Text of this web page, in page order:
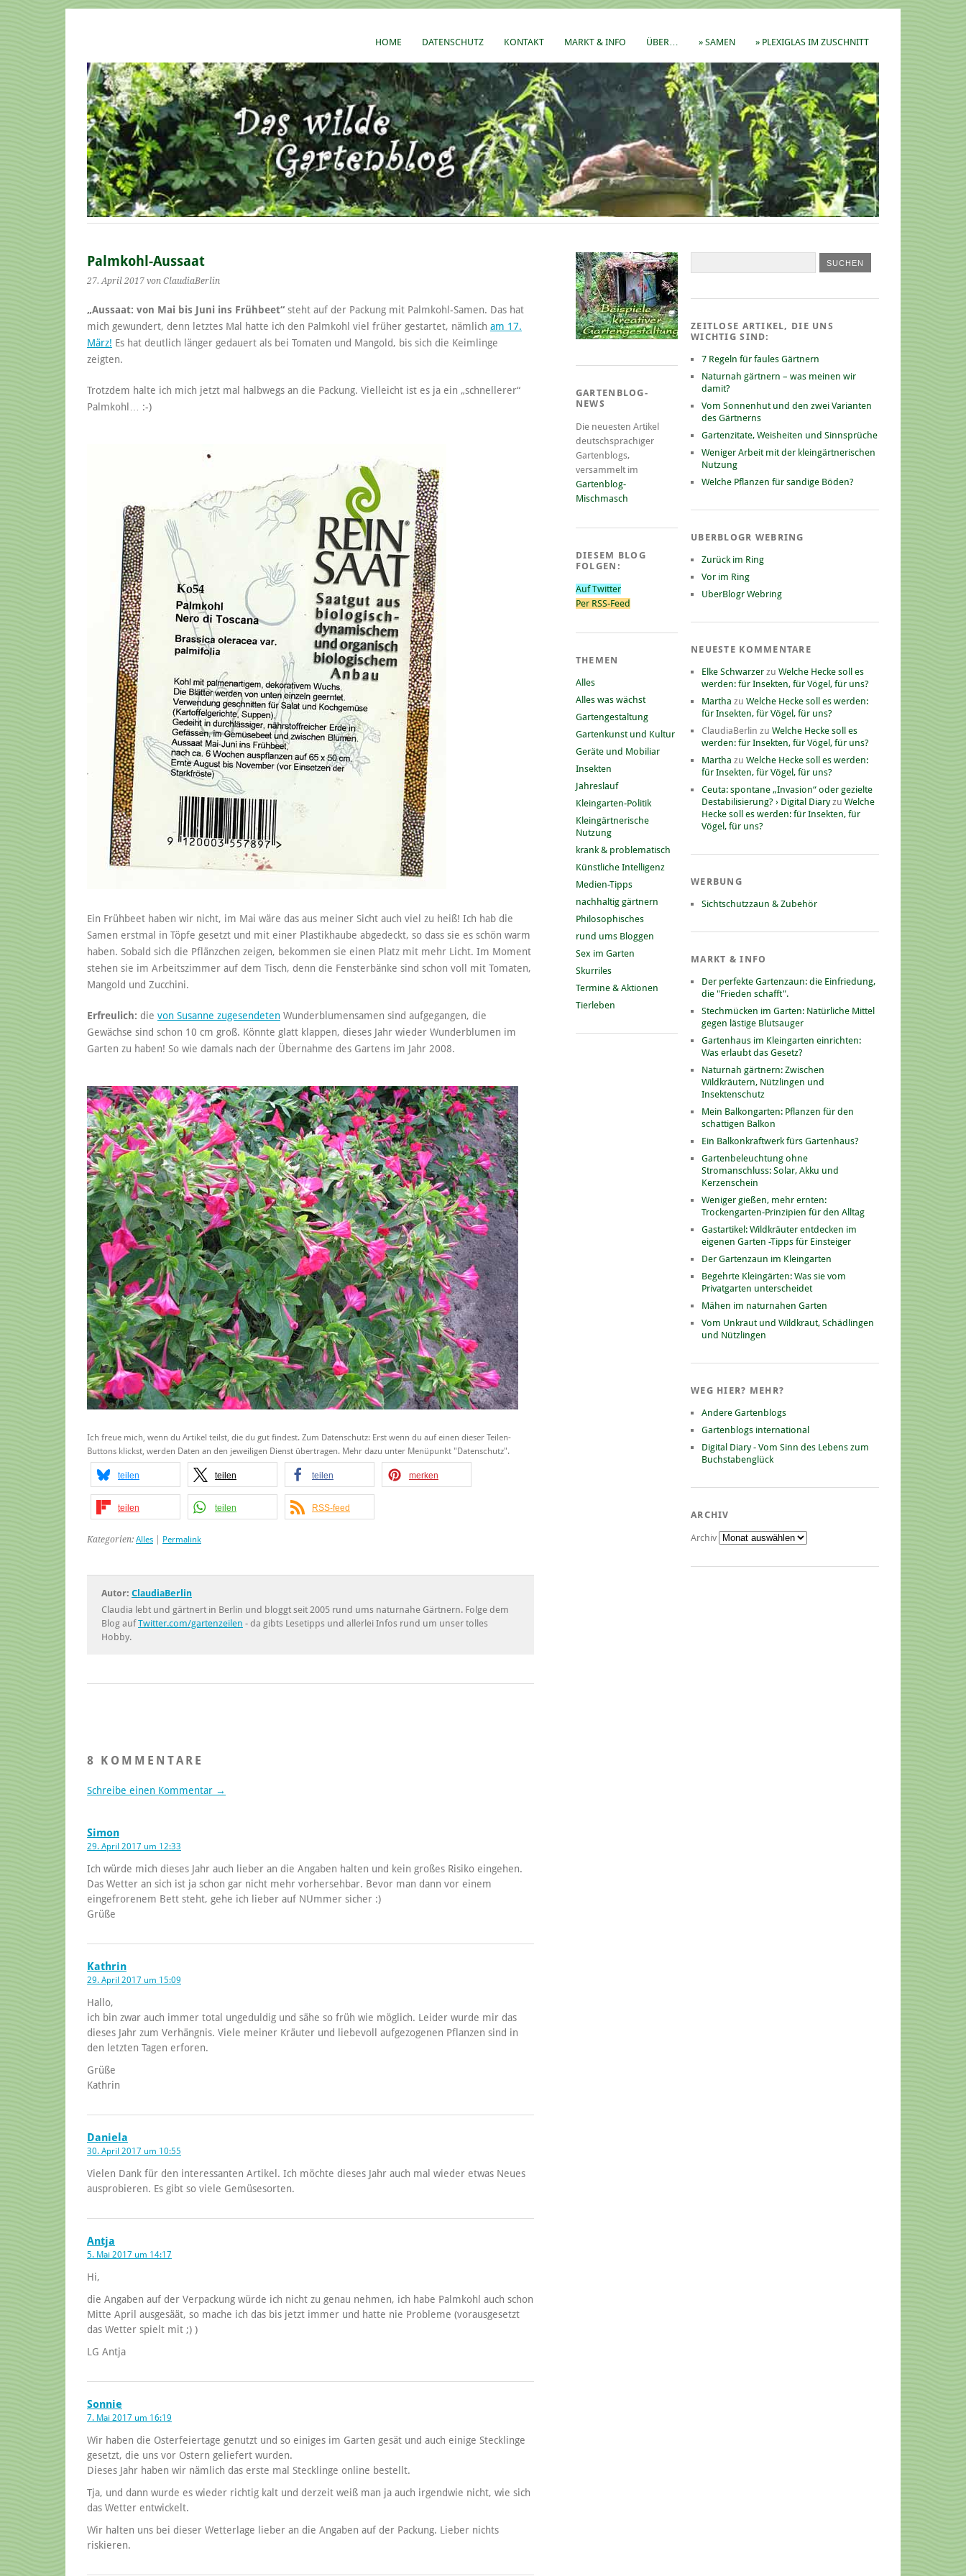
HOME DATENSCHUTZ KONTAKT MARKT & INFO ÜBER… » SAMEN » PLEXIGLAS IM ZUSCHNITT
Palmkohl-Aussaat
27. April 2017 von ClaudiaBerlin
„Aussaat: von Mai bis Juni ins Frühbeet“ steht auf der Packung mit Palmkohl-Samen. Das hat
mich gewundert, denn letztes Mal hatte ich den Palmkohl viel früher gestartet, nämlich am 17.
März! Es hat deutlich länger gedauert als bei Tomaten und Mangold, bis sich die Keimlinge
zeigten.
Trotzdem halte ich mich jetzt mal halbwegs an die Packung. Vielleicht ist es ja ein „schnellerer“
Palmkohl… :-)
Ein Frühbeet haben wir nicht, im Mai wäre das aus meiner Sicht auch viel zu heiß! Ich hab die
Samen erstmal in Töpfe gesetzt und mit einer Plastikhaube abgedeckt, so dass sie es schön warm
haben. Sobald sich die Pflänzchen zeigen, bekommen sie einen Platz mit mehr Licht. Im Moment
stehen sie im Arbeitszimmer auf dem Tisch, denn die Fensterbänke sind schon voll mit Tomaten,
Mangold und Zucchini.
Erfreulich: die von Susanne zugesendeten Wunderblumensamen sind aufgegangen, die
Gewächse sind schon 10 cm groß. Könnte glatt klappen, dieses Jahr wieder Wunderblumen im
Garten zu haben! So wie damals nach der Übernahme des Gartens im Jahr 2008.
Ich freue mich, wenn du Artikel teilst, die du gut findest. Zum Datenschutz: Erst wenn du auf einen dieser Teilen-
Buttons klickst, werden Daten an den jeweiligen Dienst übertragen. Mehr dazu unter Menüpunkt "Datenschutz".
teilen teilen teilen merken
teilen teilen RSS-feed
Kategorien: Alles Permalink
Autor: ClaudiaBerlin
Claudia lebt und gärtnert in Berlin und bloggt seit 2005 rund ums naturnahe Gärtnern. Folge dem
Blog aufTwitter.com/gartenzeilen - da gibts Lesetipps und allerlei Infos rund um unser tolles
Hobby.
8 KOMMENTARE
Schreibe einen Kommentar →
Simon
29. April 2017 um 12:33
Ich würde mich dieses Jahr auch lieber an die Angaben halten und kein großes Risiko eingehen.
Das Wetter an sich ist ja schon gar nicht mehr vorhersehbar. Bevor man dann vor einem
eingefrorenem Bett steht, gehe ich lieber auf NUmmer sicher :)
Grüße
Kathrin
29. April 2017 um 15:09
Hallo,
ich bin zwar auch immer total ungeduldig und sähe so früh wie möglich. Leider wurde mir das
dieses Jahr zum Verhängnis. Viele meiner Kräuter und liebevoll aufgezogenen Pflanzen sind in
den letzten Tagen erforen.
Grüße
Kathrin
Daniela
30. April 2017 um 10:55
Vielen Dank für den interessanten Artikel. Ich möchte dieses Jahr auch mal wieder etwas Neues
ausprobieren. Es gibt so viele Gemüsesorten.
Antja
5. Mai 2017 um 14:17
Hi,
die Angaben auf der Verpackung würde ich nicht zu genau nehmen, ich habe Palmkohl auch schon
Mitte April ausgesäät, so mache ich das bis jetzt immer und hatte nie Probleme (vorausgesetzt
das Wetter spielt mit ;) )
LG Antja
Sonnie
7. Mai 2017 um 16:19
Wir haben die Osterfeiertage genutzt und so einiges im Garten gesät und auch einige Stecklinge
gesetzt, die uns vor Ostern geliefert wurden.
Dieses Jahr haben wir nämlich das erste mal Stecklinge online bestellt.
Tja, und dann wurde es wieder richtig kalt und derzeit weiß man ja auch irgendwie nicht, wie sich
das Wetter entwickelt.
Wir halten uns bei dieser Wetterlage lieber an die Angaben auf der Packung. Lieber nichts
riskieren.
GARTENBLOG-
NEWS
Die neuesten Artikel
deutschsprachiger
Gartenblogs,
versammelt im
Gartenblog-
Mischmasch
DIESEM BLOG
FOLGEN:
Auf Twitter
Per RSS-Feed
THEMEN
Alles
Alles was wächst
Gartengestaltung
Gartenkunst und Kultur
Geräte und Mobiliar
Insekten
Jahreslauf
Kleingarten-Politik
Kleingärtnerische
Nutzung
krank & problematisch
Künstliche Intelligenz
Medien-Tipps
nachhaltig gärtnern
Philosophisches
rund ums Bloggen
Sex im Garten
Skurriles
Termine & Aktionen
Tierleben
ZEITLOSE ARTIKEL, DIE UNS
WICHTIG SIND:
7 Regeln für faules Gärtnern
Naturnah gärtnern – was meinen wir
damit?
Vom Sonnenhut und den zwei Varianten
des Gärtnerns
Gartenzitate, Weisheiten und Sinnsprüche
Weniger Arbeit mit der kleingärtnerischen
Nutzung
Welche Pflanzen für sandige Böden?
UBERBLOGR WEBRING
Zurück im Ring
Vor im Ring
UberBlogr Webring
NEUESTE KOMMENTARE
Elke Schwarzer zu Welche Hecke soll es
werden: für Insekten, für Vögel, für uns?
Martha zu Welche Hecke soll es werden:
für Insekten, für Vögel, für uns?
ClaudiaBerlin zu Welche Hecke soll es
werden: für Insekten, für Vögel, für uns?
Martha zu Welche Hecke soll es werden:
für Insekten, für Vögel, für uns?
Ceuta: spontane „Invasion“ oder gezielte
Destabilisierung? › Digital Diaryzu Welche
Hecke soll es werden: für Insekten, für
Vögel, für uns?
WERBUNG
Sichtschutzzaun & Zubehör
MARKT & INFO
Der perfekte Gartenzaun: die Einfriedung,
die "Frieden schafft".
Stechmücken im Garten: Natürliche Mittel
gegen lästige Blutsauger
Gartenhaus im Kleingarten einrichten:
Was erlaubt das Gesetz?
Naturnah gärtnern: Zwischen
Wildkräutern, Nützlingen und
Insektenschutz
Mein Balkongarten: Pflanzen für den
schattigen Balkon
Ein Balkonkraftwerk fürs Gartenhaus?
Gartenbeleuchtung ohne
Stromanschluss: Solar, Akku und
Kerzenschein
Weniger gießen, mehr ernten:
Trockengarten-Prinzipien für den Alltag
Gastartikel: Wildkräuter entdecken im
eigenen Garten -Tipps für Einsteiger
Der Gartenzaun im Kleingarten
Begehrte Kleingärten: Was sie vom
Privatgarten unterscheidet
Mähen im naturnahen Garten
Vom Unkraut und Wildkraut, Schädlingen
und Nützlingen
WEG HIER? MEHR?
Andere Gartenblogs
Gartenblogs international
Digital Diary - Vom Sinn des Lebens zum
Buchstabenglück
ARCHIV
Archiv